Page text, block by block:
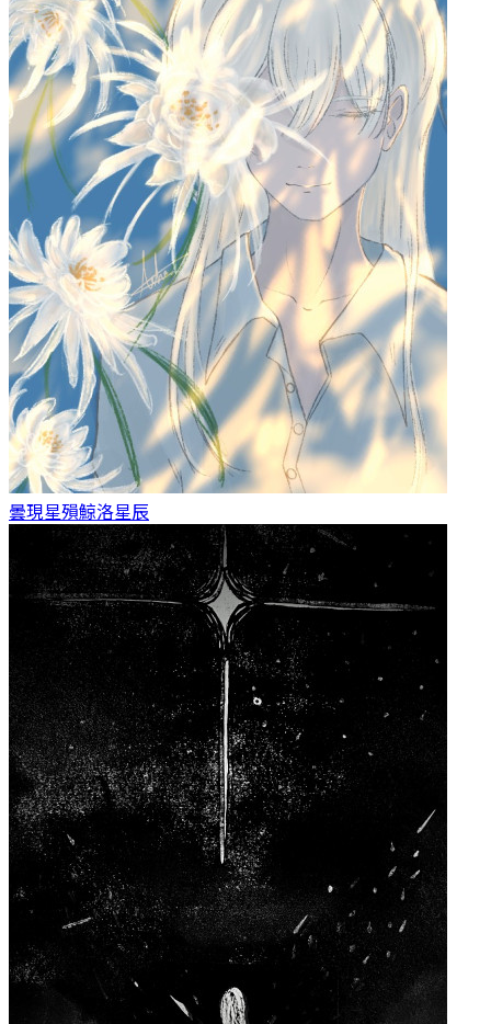
曇現星殞鯨洛星辰